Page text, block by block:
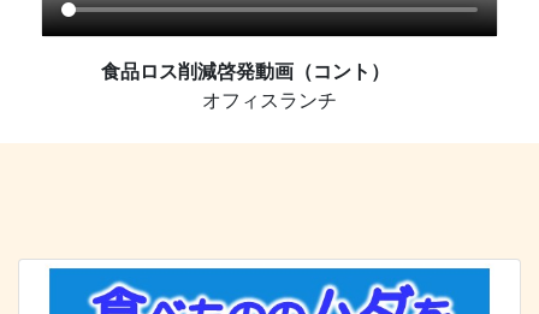
食品ロス削減啓発動画（コント）
オフィスランチ